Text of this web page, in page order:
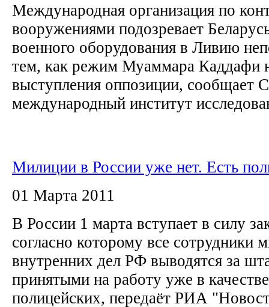
Международная организация по
вооружениями подозревает
военного оборудования в Ливию
тем, как режим Муаммара Каддафи
выступления оппозиции, сообщает
международный институт
Милиции в России уже нет. Есть
01 Марта 2011
В России 1 марта вступает в силу
согласно которому все сотрудники
внутренних дел РФ выводятся за
принятыми на работу уже в
полицейских, передаёт РИА